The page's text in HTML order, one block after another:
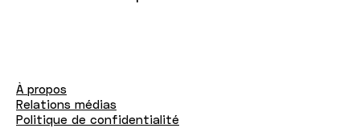
À propos
Relations médias
Politique de confidentialité